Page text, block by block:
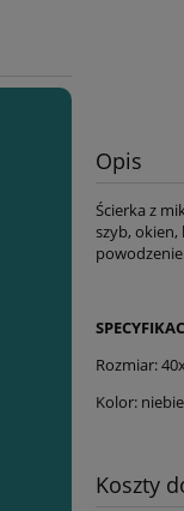
Opis
Ścierka z
szyb, okien,
Rozmiar:
Kolor:
Koszty